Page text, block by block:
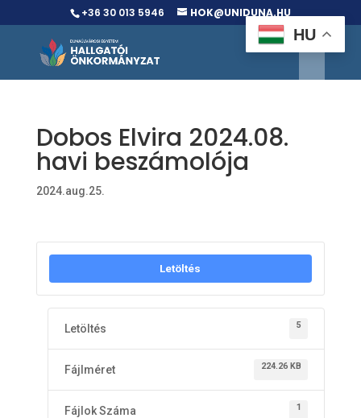
+36 30 013 5946 HOK@UNIDUNA.HU
Dobos Elvira 2024.08.
havi beszámolója
2024.aug.25.
Letöltés
Letöltés 5
Fájlméret 224.26 KB
Fájlok Száma 1
HU